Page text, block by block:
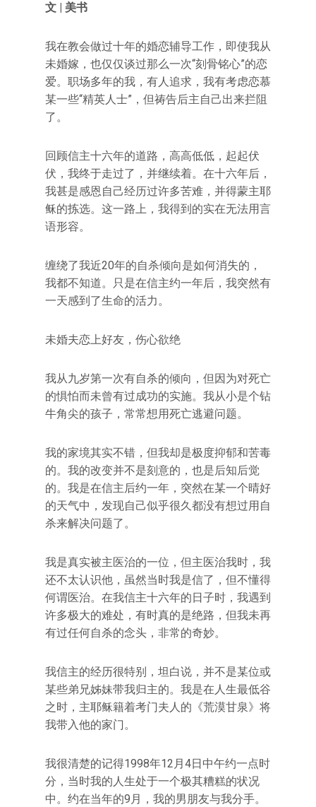
文 | 美书
我在教会做过十年的婚恋辅导工作，即使我从
未婚嫁，也仅仅谈过那么一次“刻骨铭心”的恋
爱。职场多年的我，有人追求，我有考虑恋慕
某一些“精英人士”，但祷告后主自己出来拦阻
了。
回顾信主十六年的道路，高高低低，起起伏
伏，我终于走过了，并继续着。在十六年后，
我甚是感恩自己经历过许多苦难，并得蒙主耶
稣的拣选。这一路上，我得到的实在无法用言
语形容。
缠绕了我近20年的自杀倾向是如何消失的，
我都不知道。只是在信主约一年后，我突然有
一天感到了生命的活力。
未婚夫恋上好友，伤心欲绝
我从九岁第一次有自杀的倾向，但因为对死亡
的惧怕而未曾有过成功的实施。我从小是个钻
牛角尖的孩子，常常想用死亡逃避问题。
我的家境其实不错，但我却是极度抑郁和苦毒
的。我的改变并不是刻意的，也是后知后觉
的。我是在信主后约一年，突然在某一个晴好
的天气中，发现自己似乎很久都没有想过用自
杀来解决问题了。
我是真实被主医治的一位，但主医治我时，我
还不太认识他，虽然当时我是信了，但不懂得
何谓医治。在我信主十六年的日子时，我遇到
许多极大的难处，有时真的是绝路，但我未再
有过任何自杀的念头，非常的奇妙。
我信主的经历很特别，坦白说，并不是某位或
某些弟兄姊妹带我归主的。我是在人生最低谷
之时，主耶稣籍着考门夫人的《荒漠甘泉》将
我带入他的家门。
我很清楚的记得1998年12月4日中午约一点时
分，当时我的人生处于一个极其糟糕的状况
中。约在当年的9月，我的男朋友与我分手。